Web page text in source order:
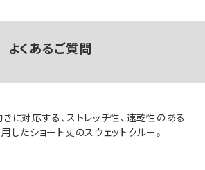
よくあるご質問
に対応する、ストレッチ性、速乾性のある
したショート丈のスウェットクルー。